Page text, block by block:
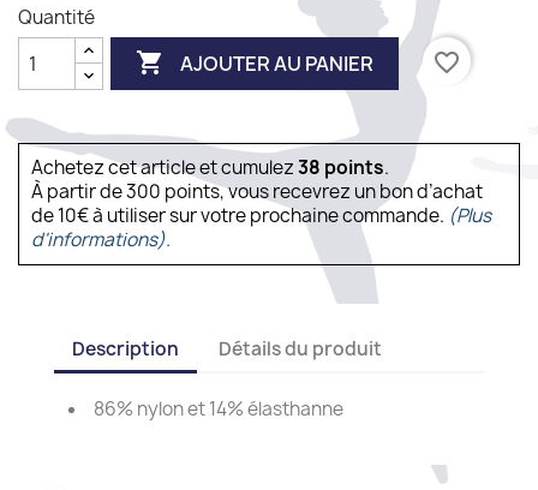
Quantité
 AJOUTER AU PANIER favorite_border
Achetez cet article et cumulez38 points.
À partir de 300 points, vous recevrez un bon d’achat
de 10€ à utiliser sur votre prochaine commande. (Plus
d'informations).
Description Détails du produit
86% nylon et 14% élasthanne